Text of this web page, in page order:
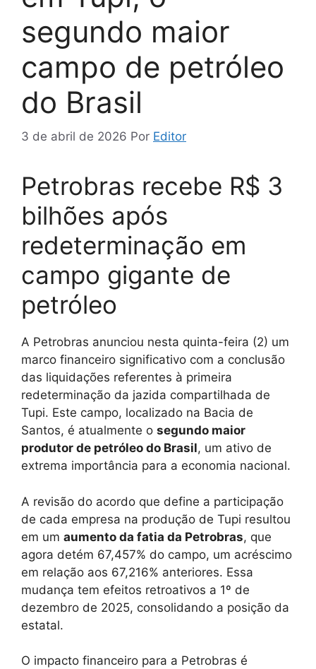
segundo maior
campo de petróleo
do Brasil
3 de abril de 2026 Por Editor
Petrobras recebe R$ 3
bilhões após
redeterminação em
campo gigante de
petróleo
A Petrobras anunciou nesta quinta-feira (2) um
marco financeiro significativo com a conclusão
das liquidações referentes à primeira
redeterminação da jazida compartilhada de
Tupi. Este campo, localizado na Bacia de
Santos, é atualmente o segundo maior
produtor de petróleo do Brasil, um ativo de
extrema importância para a economia nacional.
A revisão do acordo que define a participação
de cada empresa na produção de Tupi resultou
em um aumento da fatia da Petrobras, que
agora detém 67,457% do campo, um acréscimo
em relação aos 67,216% anteriores. Essa
mudança tem efeitos retroativos a 1º de
dezembro de 2025, consolidando a posição da
estatal.
O impacto financeiro para a Petrobras é